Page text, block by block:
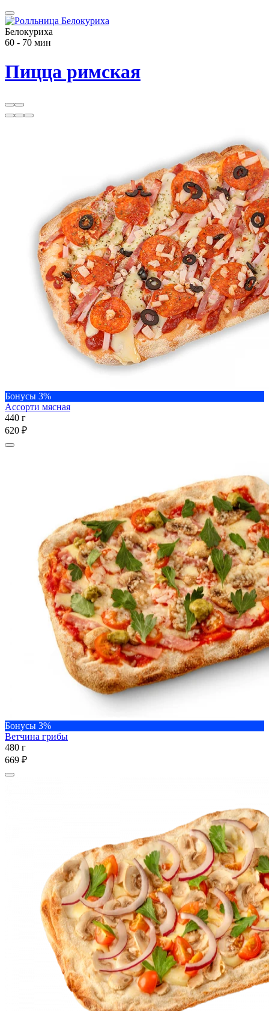
Белокуриха
60 - 70 мин
Пицца римская
Бонусы 3%
Ассорти мясная
440 г
620 ₽
Бонусы 3%
Ветчина грибы
480 г
669 ₽